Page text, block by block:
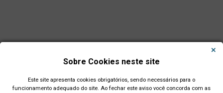
Sobre Cookies neste site
Este site apresenta cookies obrigatórios, sendo necessários para o
funcionamento adequado do site. Ao fechar este aviso você concorda com as